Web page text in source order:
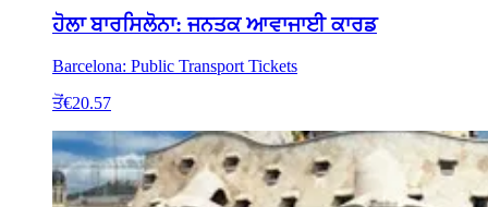
ਹੋਲਾ ਬਾਰਸਿਲੋਨਾ: ਜਨਤਕ ਆਵਾਜਾਈ ਕਾਰਡ
Barcelona: Public Transport Tickets
ਤੋਂ€20.57